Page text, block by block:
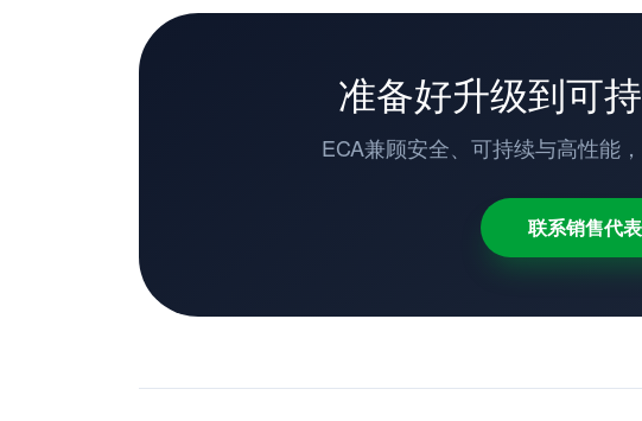
准备好升级到可
ECA兼顾安全、可持续与高性能
联系销售代